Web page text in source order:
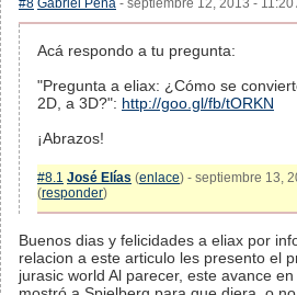
#8 Gabriel Peña - septiembre 12, 2013 - 11:20
Acá respondo a tu pregunta:
"Pregunta a eliax: ¿Cómo se
2D, a 3D?": http://goo.gl/fb/tORKN
¡Abrazos!
#8.1 José Elías (enlace) - septiembre 13,
(responder)
Buenos dias y felicidades a eliax por
relacion a este articulo les presento el
jurasic world Al parecer, este avance